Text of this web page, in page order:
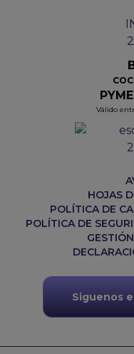
Válido
HOJAS
POLÍTICA DE
POLÍTICA DE
Siguenos